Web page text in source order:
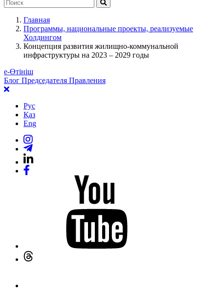
Главная
Программы, национальные проекты, реализуемые
Холдингом
Концепция развития жилищно-коммунальной
инфраструктуры на 2023 – 2029 годы
е-Өтініш
Блог Председателя Правления
Рус
Қаз
Eng